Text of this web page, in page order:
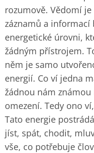
rozumově. Vědomí
záznamů a informací
energetické úrovni,
žádným přístrojem.
něm je samo
energií. Co ví jedna
žádnou nám
omezení. Tedy ono
Tato energie
jíst, spát, chodit,
vše, co potřebuje